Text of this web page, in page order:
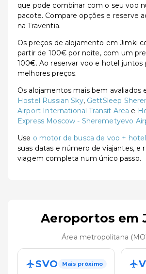
que pode combinar com o seu voo
pacote. Compare opções e reserve
na Traventia.
Os preços de alojamento em Jimki
partir de 100€ por noite, com um
100€. Ao reservar voo e hotel juntos
melhores preços.
Os alojamentos mais bem avaliados
Hostel Russian Sky, GettSleep
Airport International Transit Area e
Express Moscow - Sheremetyevo
Use o motor de busca de voo + hotel
suas datas e número de viajantes, e
viagem completa num único passo.
Aeroportos em
Área metropolitana
SVO Mais próximo